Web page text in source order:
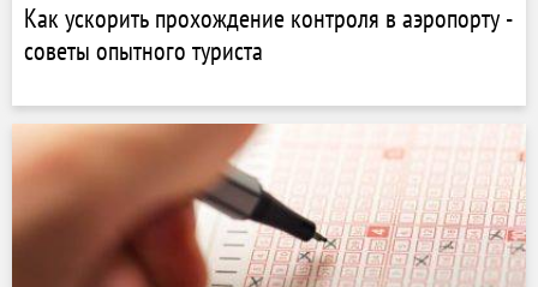
Как ускорить прохождение контроля в аэропорту -
советы опытного туриста